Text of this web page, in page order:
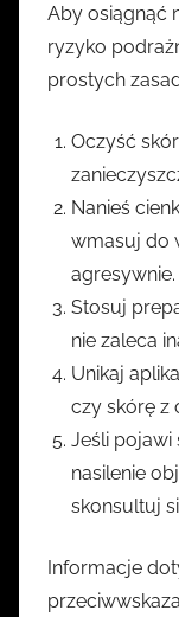
Aby osiągnąć
ryzyko
prostych
Oczyść
Nanieś
wmasuj do
agresywnie.
Stosuj
nie zaleca
Unikaj
czy skórę z
Jeśli pojawi
nasilenie
skonsultuj
Informacje